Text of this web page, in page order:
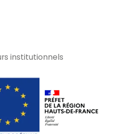
institutionnels